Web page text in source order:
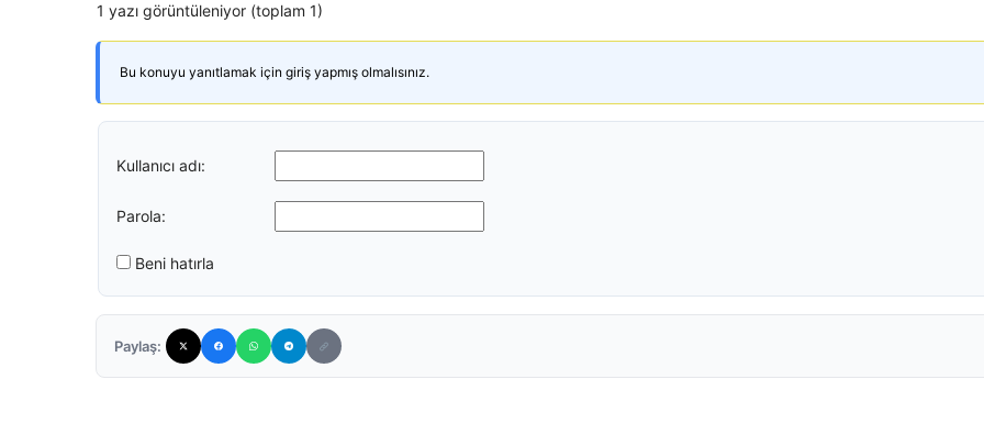
1 yazı görüntüleniyor (toplam 1)
Bu konuyu yanıtlamak için giriş yapmış olmalısınız.
Kullanıcı adı:
Parola:
Beni hatırla
Paylaş: